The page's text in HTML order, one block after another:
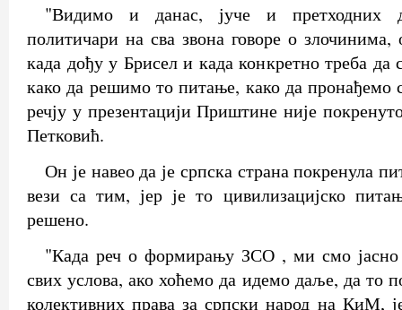
"Видимо и данас, јуче и претходних
политичари на сва звона говоре о
када дођу у Брисел и када конкретно треба да
како да решимо то питање, како да пронађемо
речју у презентацији Приштине није
Петковић.
Он је навео да је српска страна покренула
вези са тим, јер је то цивилизацијско
решено.
"Када реч о формирању ЗСО , ми смо јасно
свих услова, ако хоћемо да идемо даље, да то
колективних права за српски народ на КиМ,